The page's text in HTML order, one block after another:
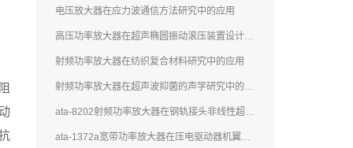
电压放大器在应力波通信方法研究中的应用
高压功率放大器在超声椭圆振动滚压装置设计研究中的应用
射频功率放大器在纺织复合材料研究中的应用
射频功率放大器在超声波抑菌的声学研究中的应用
ata-8202射频功率放大器在钢轨接头非线性超声检测中的应用
ata-1372a宽带功率放大器在压电驱动器机翼除冰中的应用